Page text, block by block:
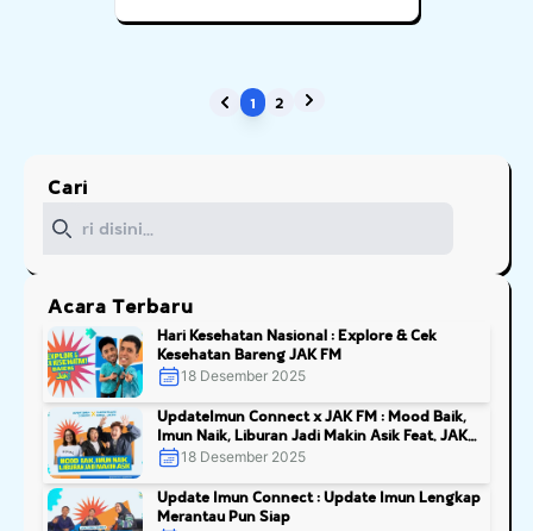
Previous
1 2 Next
Cari
Acara Terbaru
Hari Kesehatan Nasional : Explore & Cek
Kesehatan Bareng JAK FM
18 Desember 2025
UpdateImun Connect x JAK FM : Mood Baik,
Imun Naik, Liburan Jadi Makin Asik Feat. JAK
FM18 Desember 2025
Update Imun Connect : Update Imun Lengkap
Merantau Pun Siap